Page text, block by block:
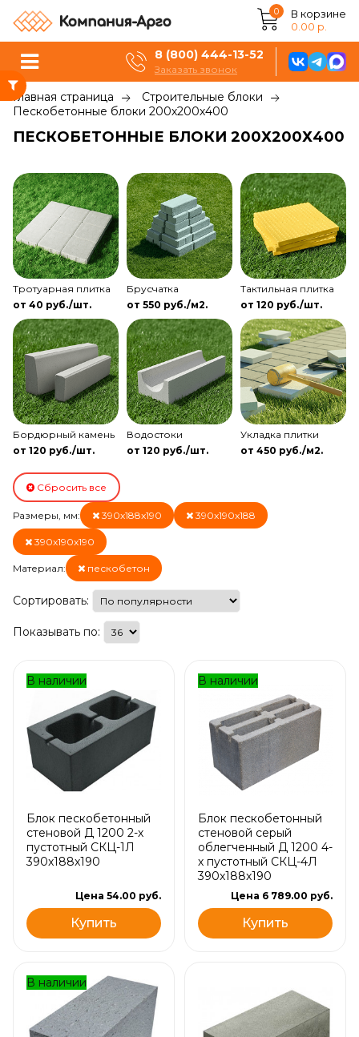
0
В корзине
0.00 р.
8 (800) 444-13-52
Заказать звонок
Главная страница
Строительные блоки
Пескобетонные блоки 200х200х400
ПЕСКОБЕТОННЫЕ БЛОКИ 200Х200Х400
Сортировать:
Показывать по:
Тротуарная плитка
от 40 руб./шт.
Брусчатка
от 550 руб./м2.
Тактильная плитка
от 120 руб./шт.
Бордюрный камень
от 120 руб./шт.
Водостоки
от 120 руб./шт.
Укладка плитки
от 450 руб./м2.
Сбросить все
Размеры, мм: 390x188x190 390x190x188
390x190x190
Материал: пескобетон
В наличии
Блок пескобетонный
стеновой Д 1200 2-х
пустотный СКЦ-1Л
390x188x190
Цена 54.00 руб.
Купить
В наличии
Блок пескобетонный
стеновой серый
облегченный Д 1200 4-
х пустотный СКЦ-4Л
390x188x190
Цена 6 789.00 руб.
Купить
В наличии